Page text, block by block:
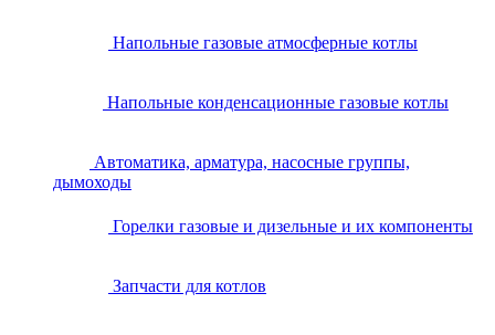
Напольные газовые атмосферные котлы
Напольные конденсационные газовые котлы
Автоматика, арматура, насосные группы,
дымоходы
Горелки газовые и дизельные и их компоненты
Запчасти для котлов